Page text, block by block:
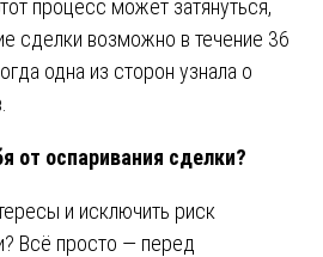
процесс может затянуться,
сделки возможно в течение 36
одна из сторон узнала о
от оспаривания сделки?
и исключить риск
Всё просто — перед